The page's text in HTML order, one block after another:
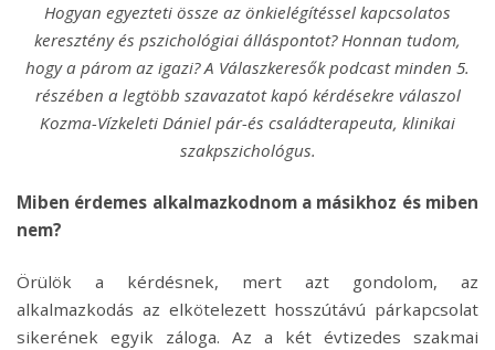
Hogyan egyezteti össze az önkielégítéssel kapcsolatos
keresztény és pszichológiai álláspontot? Honnan tudom,
hogy a párom az igazi? A Válaszkeresők podcast minden 5.
részében a legtöbb szavazatot kapó kérdésekre válaszol
Kozma-Vízkeleti Dániel pár-és családterapeuta, klinikai
szakpszichológus.
Miben érdemes alkalmazkodnom a másikhoz és miben
nem?
Örülök a kérdésnek, mert azt gondolom, az
alkalmazkodás az elkötelezett hosszútávú párkapcsolat
sikerének egyik záloga. Az a két évtizedes szakmai